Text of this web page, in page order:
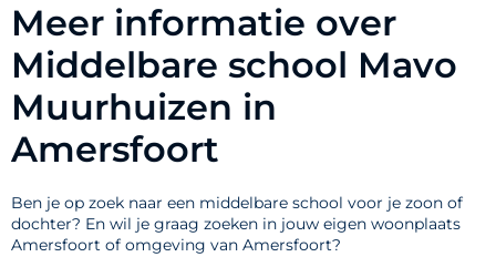
Meer informatie over
Middelbare school Mavo
Muurhuizen in
Amersfoort
Ben je op zoek naar een middelbare school voor je zoon of
dochter? En wil je graag zoeken in jouw eigen woonplaats
Amersfoort of omgeving van Amersfoort?